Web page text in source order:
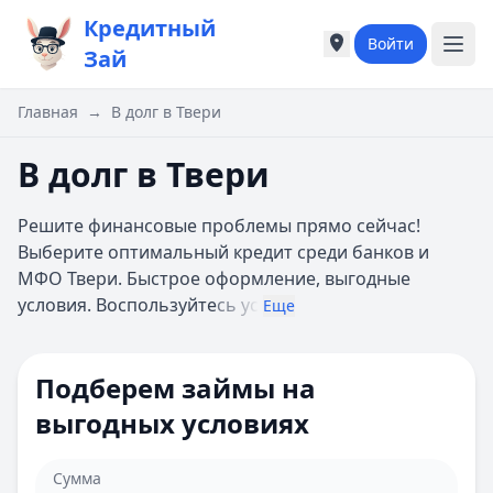
Кредитный
Зай
Города России
Астрахань
Б
Барнаул
Города России
Астрахань
Б
Барнаул
Войти
Главная → В долг в Твери
В долг в Твери
Решите финансовые проблемы прямо сейчас!
Выберите оптимальный кредит среди банков и
МФО Твери. Быстрое оформление, выгодные
условия. Воспользуйтесь ус Еще
Подберем займы на
выгодных условиях
Сумма